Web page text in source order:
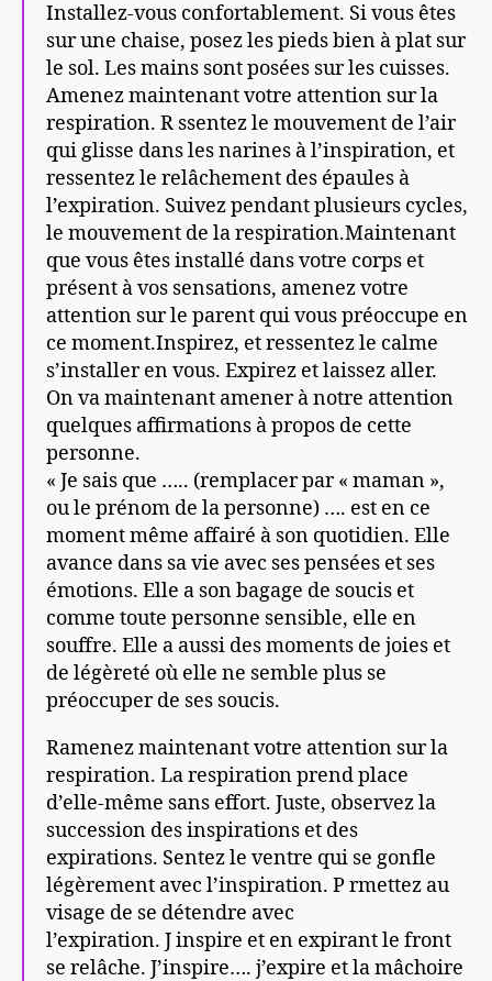
Installez-vous confortablement. Si vous êtes
sur une chaise, posez les pieds bien à plat sur
le sol. Les mains sont posées sur les cuisses.
Amenez maintenant votre attention sur la
respiration. R ssentez le mouvement de l’air
qui glisse dans les narines à l’inspiration, et
ressentez le relâchement des épaules à
l’expiration. Suivez pendant plusieurs cycles,
le mouvement de la respiration.Maintenant
que vous êtes installé dans votre corps et
présent à vos sensations, amenez votre
attention sur le parent qui vous préoccupe en
ce moment.Inspirez, et ressentez le calme
s’installer en vous. Expirez et laissez aller.
On va maintenant amener à notre attention
quelques affirmations à propos de cette
personne.
« Je sais que ….. (remplacer par « maman »,
ou le prénom de la personne) …. est en ce
moment même affairé à son quotidien. Elle
avance dans sa vie avec ses pensées et ses
émotions. Elle a son bagage de soucis et
comme toute personne sensible, elle en
souffre. Elle a aussi des moments de joies et
de légèreté où elle ne semble plus se
préoccuper de ses soucis.
Ramenez maintenant votre attention sur la
respiration. La respiration prend place
d’elle-même sans effort. Juste, observez la
succession des inspirations et des
expirations. Sentez le ventre qui se gonfle
légèrement avec l’inspiration. P rmettez au
visage de se détendre avec
l’expiration. J inspire et en expirant le front
se relâche. J’inspire…. j’expire et la mâchoire